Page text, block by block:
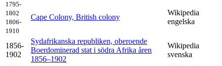
1795-
1802
1806-
1910
Cape Colony, British colony
Wikipedia
engelska
1856-
1902
Sydafrikanska republiken, oberoende
Boerdominerad stat i södra Afrika åren
1856–1902
Wikipedia
svenska